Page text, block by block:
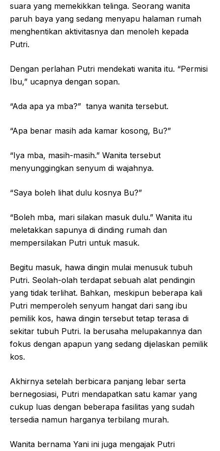
suara yang memekikkan telinga. Seorang wanita
paruh baya yang sedang menyapu halaman rumah
menghentikan aktivitasnya dan menoleh kepada
Putri.
Dengan perlahan Putri mendekati wanita itu. “Permisi
Ibu,” ucapnya dengan sopan.
“Ada apa ya mba?” tanya wanita tersebut.
“Apa benar masih ada kamar kosong, Bu?”
“Iya mba, masih-masih.” Wanita tersebut
menyunggingkan senyum di wajahnya.
“Saya boleh lihat dulu kosnya Bu?”
“Boleh mba, mari silakan masuk dulu.” Wanita itu
meletakkan sapunya di dinding rumah dan
mempersilakan Putri untuk masuk.
Begitu masuk, hawa dingin mulai menusuk tubuh
Putri. Seolah-olah terdapat sebuah alat pendingin
yang tidak terlihat. Bahkan, meskipun beberapa kali
Putri memperoleh senyum hangat dari sang ibu
pemilik kos, hawa dingin tersebut tetap terasa di
sekitar tubuh Putri. Ia berusaha melupakannya dan
fokus dengan apapun yang sedang dijelaskan pemilik
kos.
Akhirnya setelah berbicara panjang lebar serta
bernegosiasi, Putri mendapatkan satu kamar yang
cukup luas dengan beberapa fasilitas yang sudah
tersedia namun harganya terbilang murah.
Wanita bernama Yani ini juga mengajak Putri